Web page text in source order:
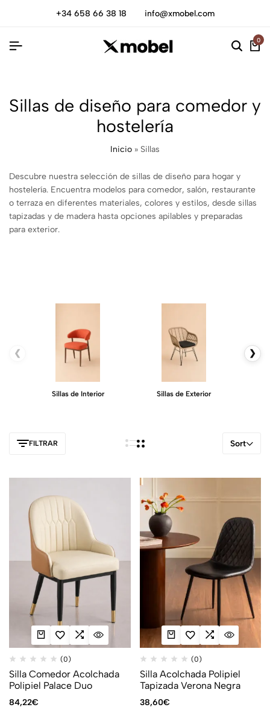
+34 658 66 38 18 info@xmobel.com
0
Sillas de diseño para comedor y
hostelería
Inicio » Sillas
Descubre nuestra selección de sillas de diseño para hogar y
hostelería. Encuentra modelos para comedor, salón, restaurante
o terraza en diferentes materiales, colores y estilos, desde sillas
tapizadas y de madera hasta opciones apilables y preparadas
para exterior.
❮
Sillas de Interior Sillas de Exterior
❯
FILTRAR Sort
(0)
Silla Comedor Acolchada
Polipiel Palace Duo
84,22€
(0)
Silla Acolchada Polipiel
Tapizada Verona Negra
38,60€